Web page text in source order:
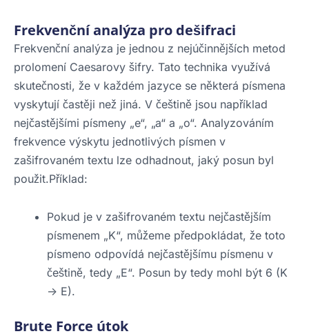
Frekvenční analýza pro dešifraci
Frekvenční analýza je jednou z nejúčinnějších metod
prolomení Caesarovy šifry. Tato technika využívá
skutečnosti, že v každém jazyce se některá písmena
vyskytují častěji než jiná. V češtině jsou například
nejčastějšími písmeny „e“, „a“ a „o“. Analyzováním
frekvence výskytu jednotlivých písmen v
zašifrovaném textu lze odhadnout, jaký posun byl
použit.Příklad:
Pokud je v zašifrovaném textu nejčastějším
písmenem „K“, můžeme předpokládat, že toto
písmeno odpovídá nejčastějšímu písmenu v
češtině, tedy „E“. Posun by tedy mohl být 6 (K
-> E).
Brute Force útok